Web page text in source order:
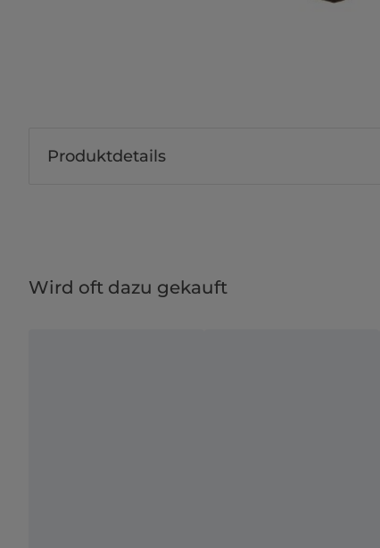
Produktdetails
Wird oft dazu gekauft